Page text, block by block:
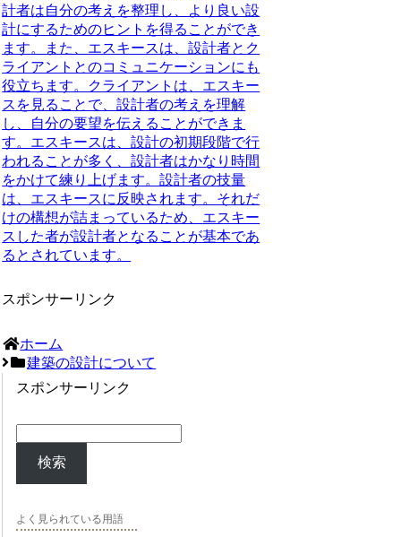
計者は自分の考えを整理し、より良い設
計にするためのヒントを得ることができ
ます。また、エスキースは、設計者とク
ライアントとのコミュニケーションにも
役立ちます。クライアントは、エスキー
スを見ることで、設計者の考えを理解
し、自分の要望を伝えることができま
す。エスキースは、設計の初期段階で行
われることが多く、設計者はかなり時間
をかけて練り上げます。設計者の技量
は、エスキースに反映されます。それだ
けの構想が詰まっているため、 エスキー
スした者が設計者となることが基本であ
る とされています。
スポンサーリンク
ホーム
建築の設計について
スポンサーリンク
検索
よく見られている用語